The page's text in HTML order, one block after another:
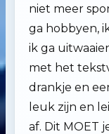
niet meer
ga hobbyen,
ik ga
met het
drankje en
leuk zijn en
af. Dit MOET